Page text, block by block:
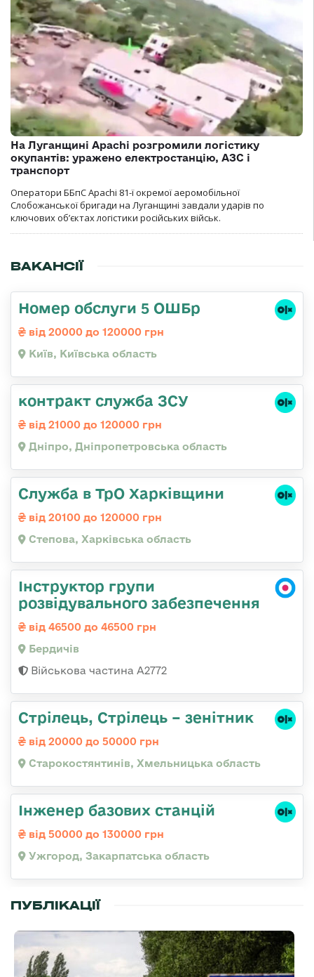
На Луганщині Apachi розгромили логістику
окупантів: уражено електростанцію, АЗС і
транспорт
Оператори ББпС Apachi 81-ї окремої аеромобільної
Слобожанської бригади на Луганщині завдали ударів по
ключових об’єктах логістики російських військ.
ВАКАНСІЇ
Номер обслуги 5 ОШБр
від 20000 до 120000 грн
Київ, Київська область
контракт служба ЗСУ
від 21000 до 120000 грн
Дніпро, Дніпропетровська область
Служба в ТрО Харківщини
від 20100 до 120000 грн
Степова, Харківська область
Інструктор групи
розвідувального забезпечення
від 46500 до 46500 грн
Бердичів
Військова частина А2772
Стрілець, Стрілець – зенітник
від 20000 до 50000 грн
Старокостянтинів, Хмельницька область
Інженер базових станцій
від 50000 до 130000 грн
Ужгород, Закарпатська область
ПУБЛІКАЦІЇ